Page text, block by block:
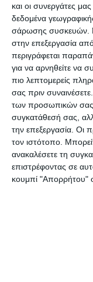
και οι συνεργάτες
δεδομένα
σάρωσης συσκευών.
στην επεξεργασία
περιγράφεται
για να αρνηθείτε να
πιο λεπτομερείς
σας πριν συναινέσετε.
των προσωπικών σας
συγκατάθεσή σας,
την επεξεργασία. Οι
τον ιστότοπο.
ανακαλέσετε τη
επιστρέφοντας σε
κουμπί "Απορρήτου"
Επομένως,
σας, θα είναι
οδήγηση και
επισκευές.
Πολλοί
συντήρηση στο
εξής: «Αφού με
πρόβλημα.
Οι
Δεν ξέρω
Η βασική
μεγάλες
παραμέληση. Το